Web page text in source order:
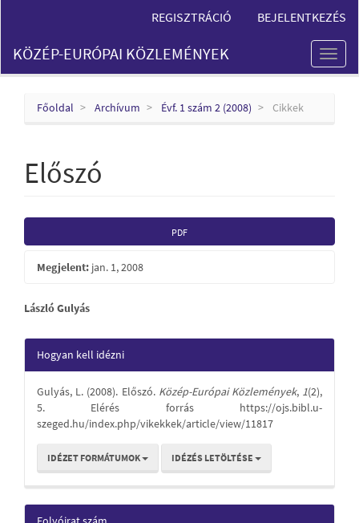
Content
Sidebar
REGISZTRÁCIÓ BEJELENTKEZÉS
Toggle
KÖZÉP-EURÓPAI KÖZLEMÉNYEK
Főoldal Archívum Évf. 1 szám 2 (2008) Cikkek
Előszó
Article
Sidebar
PDF
Megjelent: jan. 1, 2008
Main
Article
Content
László Gulyás
Article
Details
Hogyan kell idézni
Gulyás, L. (2008). Előszó. Közép-Európai Közlemények, 1(2),
5. Elérés forrás https://ojs.bibl.u-
szeged.hu/index.php/vikekkek/article/view/11817
IDÉZET FORMÁTUMOK IDÉZÉS LETÖLTÉSE